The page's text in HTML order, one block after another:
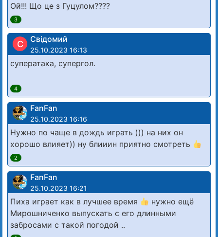
Ой!!! Що це з Гуцулом????
3
С Свідомий
25.10.2023 16:13
суператака, супергол.
4
FanFan
25.10.2023 16:16
Нужно по чаще в дождь играть ))) на них он
хорошо влияет)) ну блииин приятно смотреть
2
FanFan
25.10.2023 16:21
Пиха играет как в лучшее время
нужно ещё
Мирошниченко выпускать с его длинными
забросами с такой погодой ..